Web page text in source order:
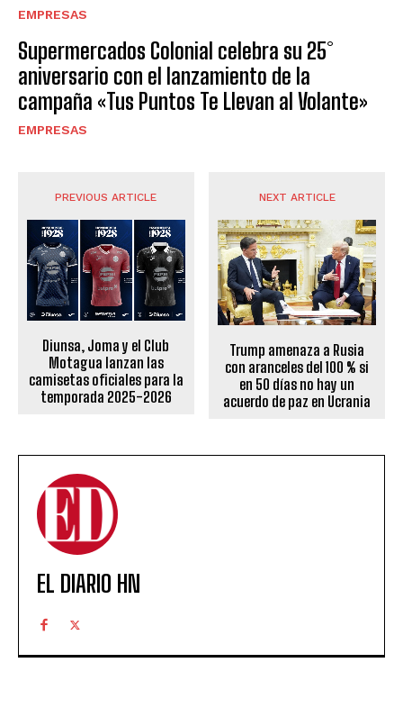
EMPRESAS
Supermercados Colonial celebra su 25°
aniversario con el lanzamiento de la
campaña «Tus Puntos Te Llevan al Volante»
EMPRESAS
PREVIOUS ARTICLE
Diunsa, Joma y el Club
Motagua lanzan las
camisetas oficiales para la
temporada 2025-2026
NEXT ARTICLE
Trump amenaza a Rusia
con aranceles del 100 % si
en 50 días no hay un
acuerdo de paz en Ucrania
EL DIARIO HN